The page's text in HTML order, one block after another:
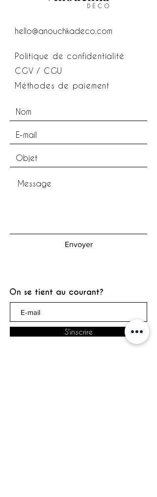
hello@anouchkadeco.com
Politique de confidentialité
CGV / CGU
Méthodes de paiement
Envoyer
On se tient au courant?
S'inscrire